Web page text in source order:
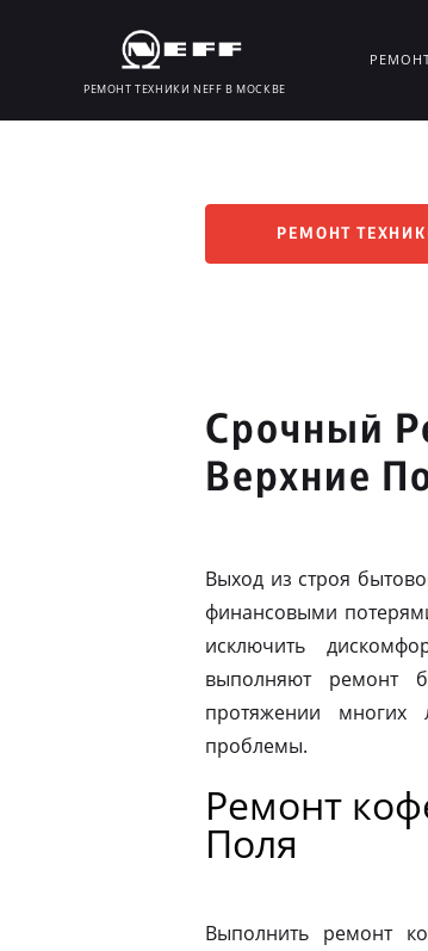
РЕМОНТ ТЕХНИКИ NEFF В МОСКВЕ
РЕМОНТ
Срочный
Верхние
Выход из строя
финансовыми
исключить
выполняют ремонт
протяжении многих
проблемы.
Ремонт
Поля
Выполнить ремонт